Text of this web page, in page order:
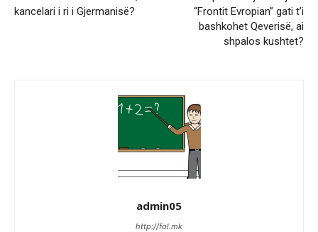
kancelari i ri i Gjermanisë?
“Frontit Evropian” gati t’i
bashkohet Qeverisë, ai
shpalos kushtet?
admin05
http://fol.mk